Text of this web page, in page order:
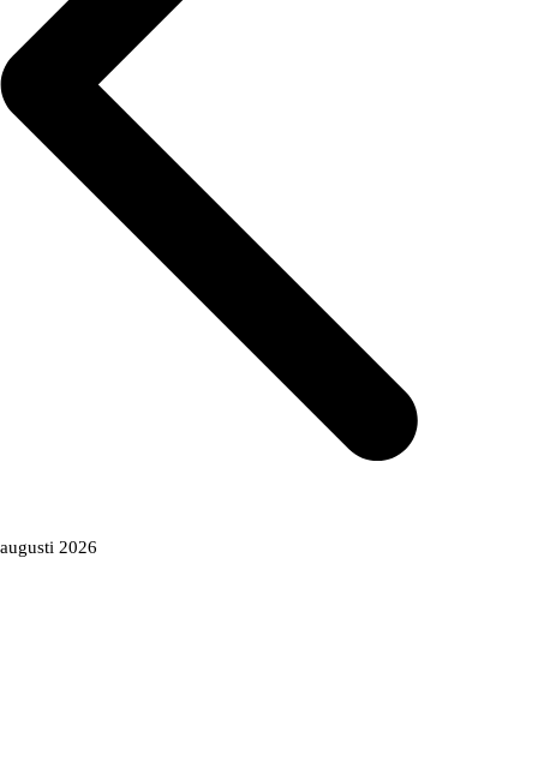
augusti 2026